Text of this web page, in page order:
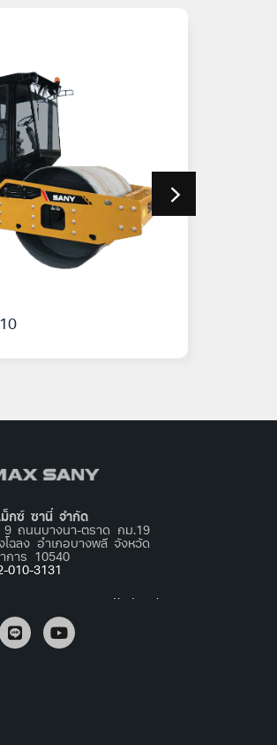
กซ์ ซานี่ จำกัด
ถนนบางนา-ตราด กม.19
โฉลง อำเภอบางพลี จังหวัด
การ 10540
010-3131
após um dia cansativo.